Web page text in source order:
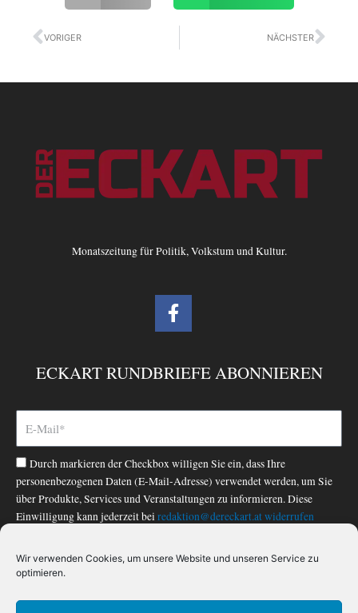
Wir verwenden Cookies, um unsere Website und unseren Service zu
optimieren.
Zurück
VORIGER NÄCHSTER
Monatszeitung für Politik, Volkstum und Kultur.
F
a
c
b
o
-
f
ECKART RUNDBRIEFE ABONNIEREN
Durch markieren der Checkbox willigen Sie ein, dass Ihre
personenbezogenen Daten (E-Mail-Adresse) verwendet werden, um Sie
über Produkte, Services und Veranstaltungen zu informieren. Diese
Einwilligung kann jederzeit bei redaktion@dereckart.atwiderrufen
Datenschutzerklärung